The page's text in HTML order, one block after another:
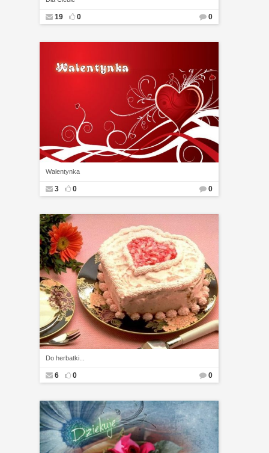
19 0 0
Walentynka
3 0 0
Do herbatki...
6 0 0